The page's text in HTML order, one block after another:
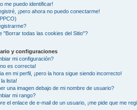
me puedo identificar!
¡pero ahora no puedo conectarme!
"Borrar todas las cookies del Sitio"?
y configuraciones
mi configuración?
es correcta!
en mi perfil, ¡pero la hora sigue siendo incorrecto!
lista!
una imagen debajo de mi nombre de usuario?
mi rango?
el enlace de e-mail de un usuario, ¡me pide que me